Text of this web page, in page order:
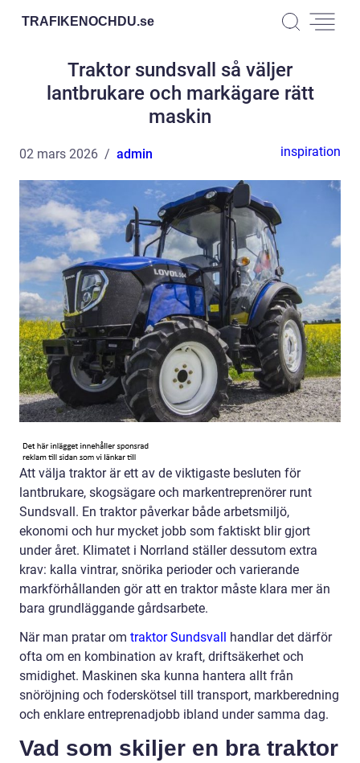
TRAFIKENOCHDU.se
Traktor sundsvall så väljer
lantbrukare och markägare rätt
maskin
02 mars 2026 admin inspiration
Att välja traktor är ett av de viktigaste besluten för
lantbrukare, skogsägare och markentreprenörer runt
Sundsvall. En traktor påverkar både arbetsmiljö,
ekonomi och hur mycket jobb som faktiskt blir gjort
under året. Klimatet i Norrland ställer dessutom extra
krav: kalla vintrar, snörika perioder och varierande
markförhållanden gör att en traktor måste klara mer än
bara grundläggande gårdsarbete.
När man pratar om traktor Sundsvall handlar det därför
ofta om en kombination av kraft, driftsäkerhet och
smidighet. Maskinen ska kunna hantera allt från
snöröjning och foderskötsel till transport, markberedning
och enklare entreprenadjobb ibland under samma dag.
Vad som skiljer en bra traktor